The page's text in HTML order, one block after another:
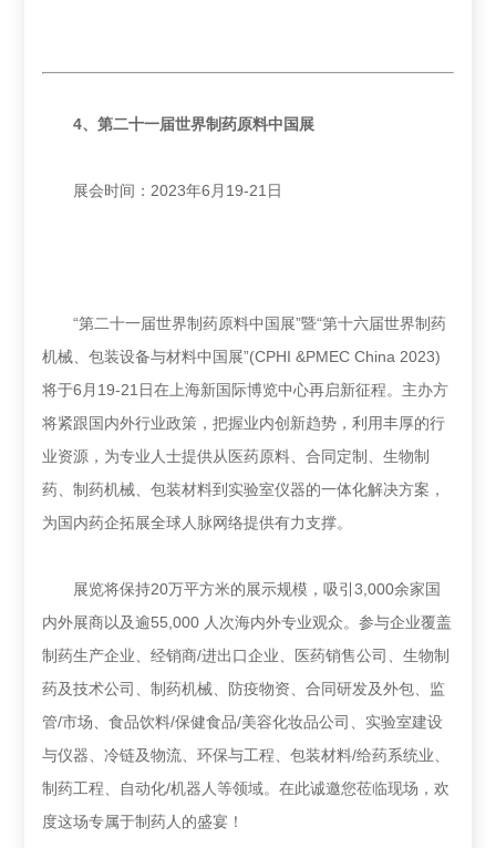
4、第二十一届世界制药原料中国展
展会时间：2023年6月19-21日
“第二十一届世界制药原料中国展”暨“第十六届世界制药
机械、包装设备与材料中国展”(CPHI &PMEC China 2023)
将于6月19-21日在上海新国际博览中心再启新征程。主办方
将紧跟国内外行业政策，把握业内创新趋势，利用丰厚的行
业资源，为专业人士提供从医药原料、合同定制、生物制
药、制药机械、包装材料到实验室仪器的一体化解决方案，
为国内药企拓展全球人脉网络提供有力支撑。
展览将保持20万平方米的展示规模，吸引3,000余家国
内外展商以及逾55,000 人次海内外专业观众。参与企业覆盖
制药生产企业、经销商/进出口企业、医药销售公司、生物制
药及技术公司、制药机械、防疫物资、合同研发及外包、监
管/市场、食品饮料/保健食品/美容化妆品公司、实验室建设
与仪器、冷链及物流、环保与工程、包装材料/给药系统业、
制药工程、自动化/机器人等领域。在此诚邀您莅临现场，欢
度这场专属于制药人的盛宴！